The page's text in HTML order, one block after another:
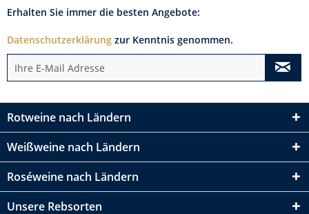
Erhalten Sie immer die besten Angebote:
Datenschutzerklärung zur Kenntnis genommen.
Rotweine nach Ländern
Weißweine nach Ländern
Roséweine nach Ländern
Unsere Rebsorten